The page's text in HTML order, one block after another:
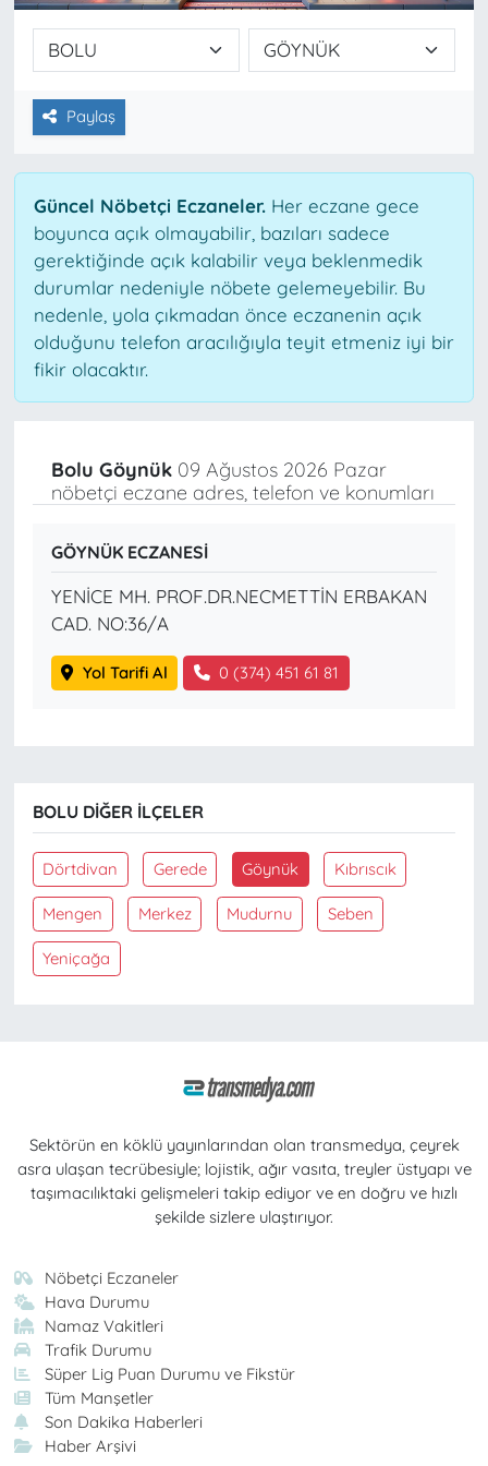
Paylaş
Güncel Nöbetçi Eczaneler.Her eczane gece
boyunca açık olmayabilir, bazıları sadece
gerektiğinde açık kalabilir veya beklenmedik
durumlar nedeniyle nöbete gelemeyebilir. Bu
nedenle, yola çıkmadan önce eczanenin açık
olduğunu telefon aracılığıyla teyit etmeniz iyi bir
fikir olacaktır.
Bolu Göynük09 Ağustos 2026 Pazar
nöbetçi eczane adres, telefon ve konumları
GÖYNÜK ECZANESİ
YENİCE MH. PROF.DR.NECMETTİN ERBAKAN
CAD. NO:36/A
Yol Tarifi Al 0 (374) 451 61 81
BOLU DIĞER İLÇELER
Dörtdivan Gerede Göynük Kıbrıscık
Mengen Merkez Mudurnu Seben
Yeniçağa
Sektörün en köklü yayınlarından olan transmedya, çeyrek
asra ulaşan tecrübesiyle; lojistik, ağır vasıta, treyler üstyapı ve
taşımacılıktaki gelişmeleri takip ediyor ve en doğru ve hızlı
şekilde sizlere ulaştırıyor.
Nöbetçi Eczaneler
Hava Durumu
Namaz Vakitleri
Trafik Durumu
Süper Lig Puan Durumu ve Fikstür
Tüm Manşetler
Son Dakika Haberleri
Haber Arşivi